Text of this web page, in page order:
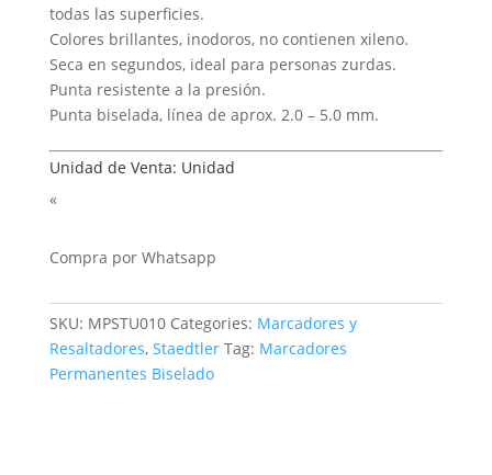
todas las superficies.
Colores brillantes, inodoros, no contienen xileno.
Seca en segundos, ideal para personas zurdas.
Punta resistente a la presión.
Punta biselada, línea de aprox. 2.0 – 5.0 mm.
Unidad de Venta: Unidad
«
Compra por Whatsapp
SKU: MPSTU010 Categories: Marcadores y
Resaltadores, Staedtler Tag: Marcadores
Permanentes Biselado